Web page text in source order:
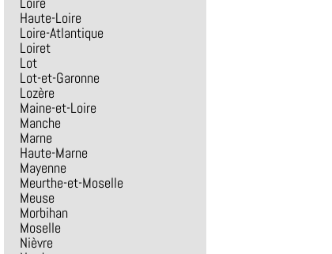
Haute-Loire
Loire-Atlantique
Loiret
Lot
Lot-et-Garonne
Lozère
Maine-et-Loire
Manche
Marne
Haute-Marne
Mayenne
Meurthe-et-Moselle
Meuse
Morbihan
Moselle
Nièvre